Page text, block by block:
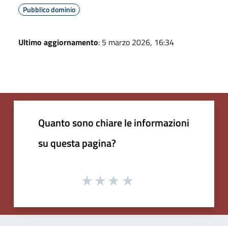
Pubblico dominio
Ultimo aggiornamento: 5 marzo 2026, 16:34
Quanto sono chiare le informazioni
su questa pagina?